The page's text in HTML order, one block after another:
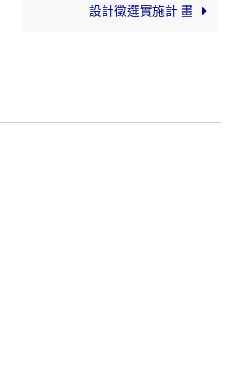
設計徵選實施計 畫